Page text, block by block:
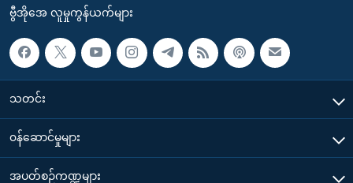
ဗွီအိုအေ လူမှုကွန်ယက်များ
သတင်း
၀န်ဆောင်မှုများ
အပတ်စဉ်ကဏ္ဍများ